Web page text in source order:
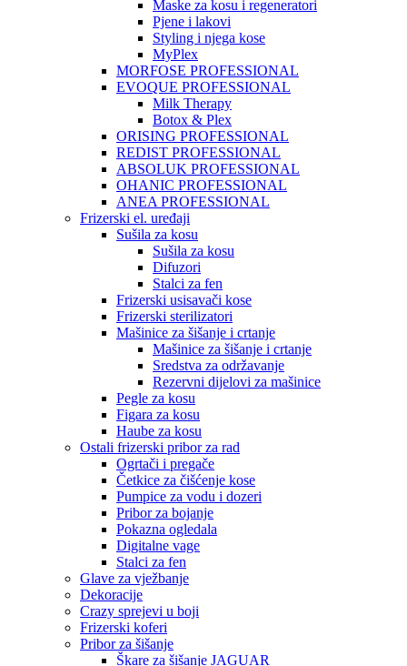
Maske za kosu i regeneratori
Pjene i lakovi
Styling i njega kose
MyPlex
MORFOSE PROFESSIONAL
EVOQUE PROFESSIONAL
Milk Therapy
Botox & Plex
ORISING PROFESSIONAL
REDIST PROFESSIONAL
ABSOLUK PROFESSIONAL
OHANIC PROFESSIONAL
ANEA PROFESSIONAL
Frizerski el. uređaji
Sušila za kosu
Sušila za kosu
Difuzori
Stalci za fen
Frizerski usisavači kose
Frizerski sterilizatori
Mašinice za šišanje i crtanje
Mašinice za šišanje i crtanje
Sredstva za održavanje
Rezervni dijelovi za mašinice
Pegle za kosu
Figara za kosu
Haube za kosu
Ostali frizerski pribor za rad
Ogrtači i pregače
Četkice za čišćenje kose
Pumpice za vodu i dozeri
Pribor za bojanje
Pokazna ogledala
Digitalne vage
Stalci za fen
Glave za vježbanje
Dekoracije
Crazy sprejevi u boji
Frizerski koferi
Pribor za šišanje
Škare za šišanje JAGUAR